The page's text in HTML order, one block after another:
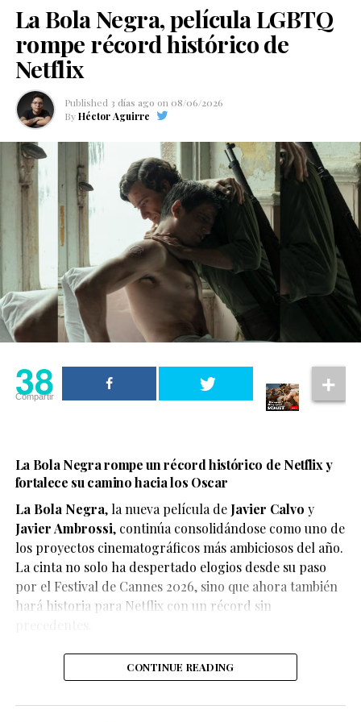
Según el medio estadounidense, Marvel Studios realizó
para interpretar al líder de los mutantes en el esperado
reinicio de la franquicia.
La Bola Negra, película LGBTQ
rompe récord histórico de
Netflix
Published 3 días ago on 08/06/2026
By Héctor Aguirre
38
Compartir
La Bola Negra rompe un récord histórico de Netflix y
fortalece su camino hacia los Oscar
La Bola Negra, la nueva película de Javier Calvo y
Javier Ambrossi, continúa consolidándose como uno de
los proyectos cinematográficos más ambiciosos del año.
La cinta no solo ha despertado elogios desde su paso
por el Festival de Cannes 2026, sino que ahora también
hará historia para Netflix con un récord sin
CONTINUE READING